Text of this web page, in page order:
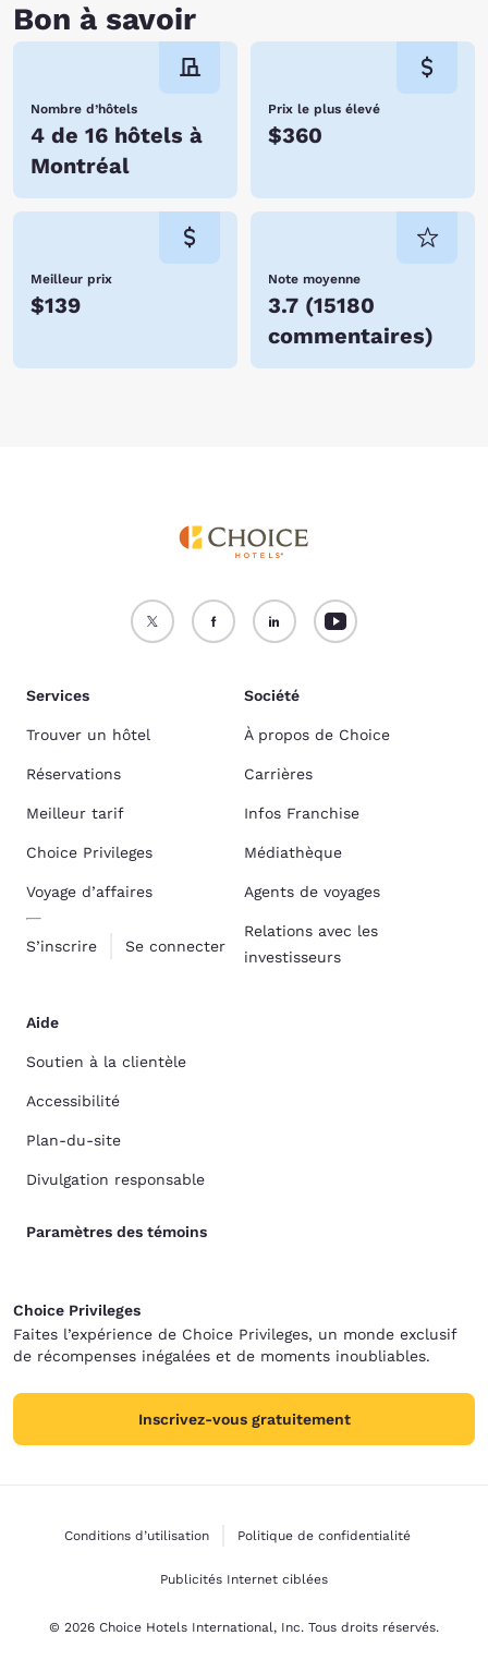
Bon à savoir
Nombre d’hôtels
4 de 16 hôtels à
Montréal
Prix le plus élevé
$360
Meilleur prix
$139
Note moyenne
3.7 (15180
commentaires)
Services
Trouver un hôtel
Réservations
Meilleur tarif
Choice Privileges
Voyage d’affaires
S’inscrire Se connecter
Société
À propos de Choice
Carrières
Infos Franchise
Médiathèque
Agents de voyages
Relations avec les
investisseurs
Aide
Soutien à la clientèle
Accessibilité
Plan-du-site
Divulgation responsable
Paramètres des témoins
Choice Privileges
Faites l’expérience de Choice Privileges, un monde exclusif
de récompenses inégalées et de moments inoubliables.
Inscrivez-vous gratuitement
Conditions d’utilisation Politique de confidentialité
Publicités Internet ciblées
© 2026 Choice Hotels International, Inc. Tous droits réservés.